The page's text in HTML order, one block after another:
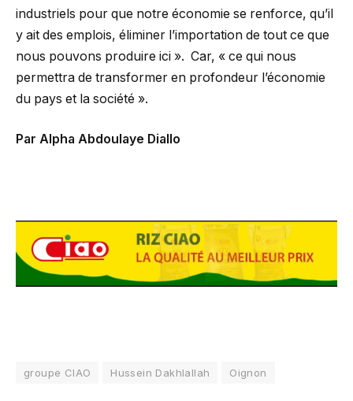
industriels pour que notre économie se renforce, qu’il
y ait des emplois, éliminer l’importation de tout ce que
nous pouvons produire ici ». Car, « ce qui nous
permettra de transformer en profondeur l’économie
du pays et la société ».
Par Alpha Abdoulaye Diallo
groupe CIAO Hussein Dakhlallah Oignon